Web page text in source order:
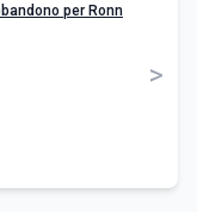
per Ronn
>